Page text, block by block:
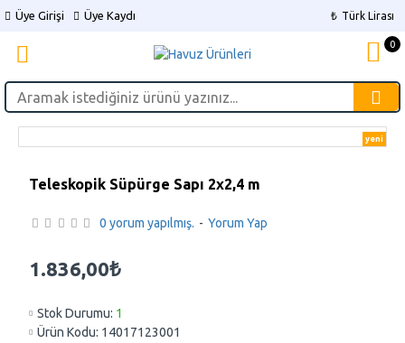
Üye Girişi Üye Kaydı ₺ Türk Lirası
0
yeni
Teleskopik Süpürge Sapı 2x2,4 m
Stok Durumu: 1
Ürün Kodu: 14017123001
0 yorum yapılmış. - Yorum Yap
1.836,00₺